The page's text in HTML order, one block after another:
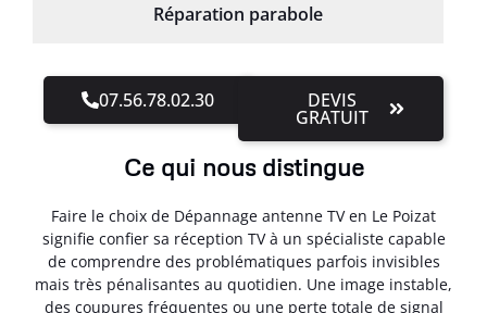
Réparation parabole
07.56.78.02.30 DEVIS
GRATUIT
Ce qui nous distingue
Faire le choix de Dépannage antenne TV en Le Poizat
signifie confier sa réception TV à un spécialiste capable
de comprendre des problématiques parfois invisibles
mais très pénalisantes au quotidien. Une image instable,
des coupures fréquentes ou une perte totale de signal